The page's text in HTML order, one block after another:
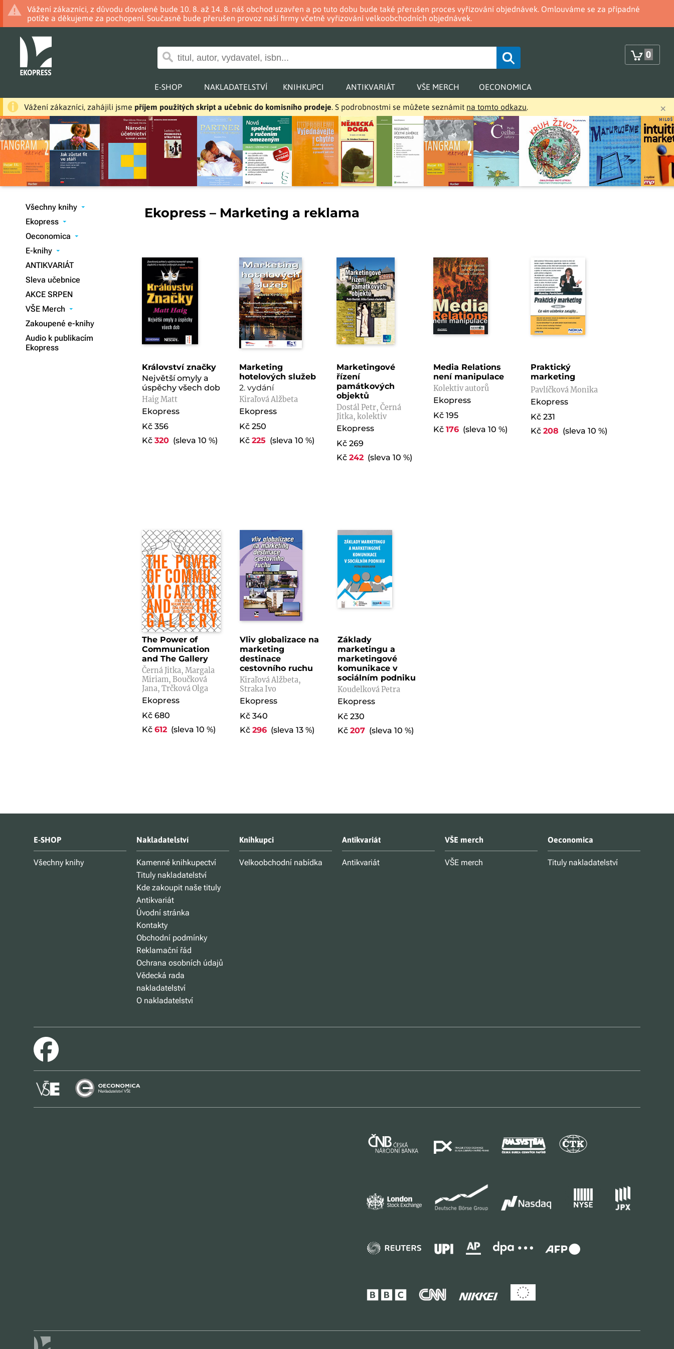
Vážení zákazníci, z důvodu dovolené bude 10. 8. až 14. 8. náš obchod uzavřen a po tuto dobu bude také přerušen proces vyřizování objednávek. Omlouváme se za případné
potíže a děkujeme za pochopení. Současně bude přerušen provoz naší firmy včetně vyřizování velkoobchodních objednávek.
0
E-SHOP NAKLADATELSTVÍ KNIHKUPCI ANTIKVARIÁT VŠE MERCH OECONOMICA
Vážení zákazníci, zahájili jsme příjem použitých skript a učebnic do komisního prodeje. S podrobnostmi se můžete seznámit na tomto odkazu. ×
Všechny knihy ▾
Ekopress ▾
Oeconomica ▾
E-knihy ▾
ANTIKVARIÁT
Sleva učebnice
AKCE SRPEN
VŠE Merch
▾
Zakoupené e-knihy
Audio k publikacím
Ekopress
Ekopress – Marketing a reklama
Království značky
Největší omyly a
úspěchy všech dob
Haig Matt
Ekopress
Kč 356
Kč320 (sleva 10 %)
Marketing
hotelových služeb
2. vydání
Kiraľová Alžbeta
Ekopress
Kč 250
Kč 225 (sleva 10 %)
Marketingové
řízení
památkových
objektů
Dostál Petr, Černá
Jitka, kolektiv
Ekopress
Kč 269
Kč 242(sleva 10 %)
Media Relations
není manipulace
Kolektiv autorů
Ekopress
Kč 195
Kč176 (sleva 10 %)
Praktický
marketing
Pavlíčková Monika
Ekopress
Kč 231
Kč 208 (sleva 10 %)
The Power of
Communication
and The Gallery
Černá Jitka, Margala
Miriam, Boučková
Jana, Trčková Olga
Ekopress
Kč 680
Kč612 (sleva 10 %)
Vliv globalizace na
marketing
destinace
cestovního ruchu
Kiraľová Alžbeta,
Straka Ivo
Ekopress
Kč 340
Kč 296(sleva 13 %)
Základy
marketingu a
marketingové
komunikace v
sociálním podniku
Koudelková Petra
Ekopress
Kč 230
Kč 207(sleva 10 %)
E-SHOP
Všechny knihy
Nakladatelství
Kamenné knihkupectví
Tituly nakladatelství
Kde zakoupit naše tituly
Antikvariát
Úvodní stránka
Kontakty
Obchodní podmínky
Reklamační řád
Ochrana osobních údajů
Vědecká rada
nakladatelství
O nakladatelství
Knihkupci
Velkoobchodní nabídka
Antikvariát
Antikvariát
VŠE merch
VŠE merch
Oeconomica
Tituly nakladatelství